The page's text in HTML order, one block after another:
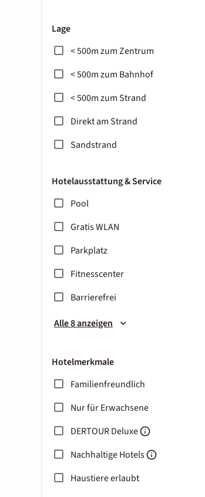
Lage
< 500m zum Zentrum
< 500m zum Bahnhof
< 500m zum Strand
Direkt am Strand
Sandstrand
Hotelausstattung & Service
Pool
Gratis WLAN
Parkplatz
Fitnesscenter
Barrierefrei
Alle 8 anzeigen
Hotelmerkmale
Familienfreundlich
Nur für Erwachsene
DERTOUR Deluxe
Nachhaltige Hotels
Haustiere erlaubt